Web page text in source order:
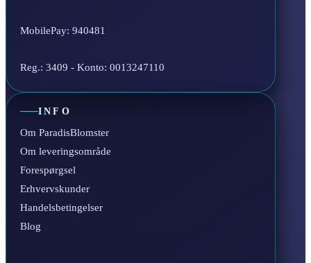
MobilePay: 940481
Reg.: 3409 - Konto: 0013247110
INFO
Om ParadisBlomster
Om leveringsområde
Forespørgsel
Erhvervskunder
Handelsbetingelser
Blog